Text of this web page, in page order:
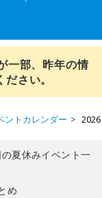
一部、昨年の情
さい。
ントカレンダー
夏休みイベント一
め